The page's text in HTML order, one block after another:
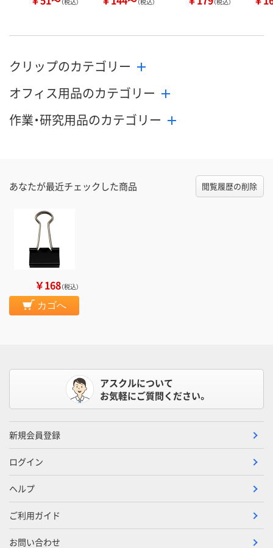
クリップのカテゴリー
オフィス用品のカテゴリー
作業・研究用品のカテゴリー
あなたが最近チェックした商品 閲覧履歴の削除
￥168（税込）
カゴへ
アスクルについて
お気軽にご質問ください。
新規会員登録
ログイン
ヘルプ
ご利用ガイド
お問い合わせ